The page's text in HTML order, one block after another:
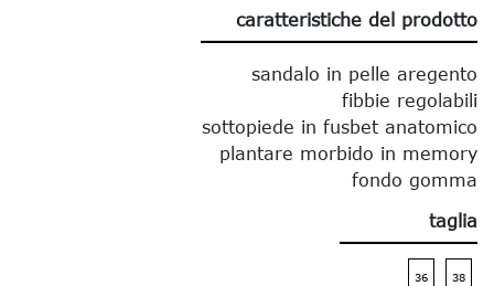
caratteristiche del prodotto
sandalo in pelle aregento
fibbie regolabili
sottopiede in fusbet anatomico
plantare morbido in memory
fondo gomma
taglia
36 38